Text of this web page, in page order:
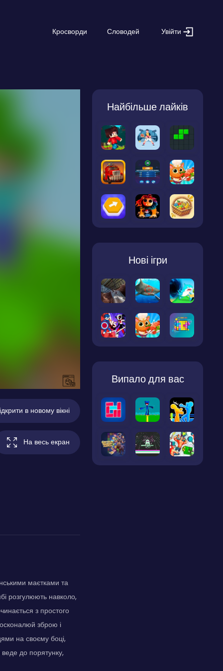
Кросворди Словодей Увійти
в новому вікні
На весь екран
маєтками та
розгулюють навколо,
з простого
зброю і
на своєму боці,
до порятунку,
Найбільше лайків
Нові ігри
Випало для вас